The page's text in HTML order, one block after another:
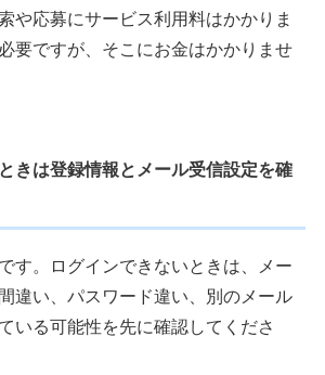
や応募にサービス利用料はかかりま
要ですが、そこにお金はかかりませ
きは登録情報とメール受信設定を確
す。ログインできないときは、メー
違い、パスワード違い、別のメール
いる可能性を先に確認してくださ